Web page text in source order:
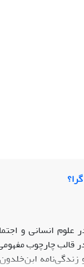
علوم انسانى و
در قالب چارچوب
زندگى‌نامه